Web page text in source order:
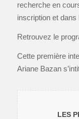
recherche en
inscription et
Retrouvez le
Cette première
Ariane Bazan
LES